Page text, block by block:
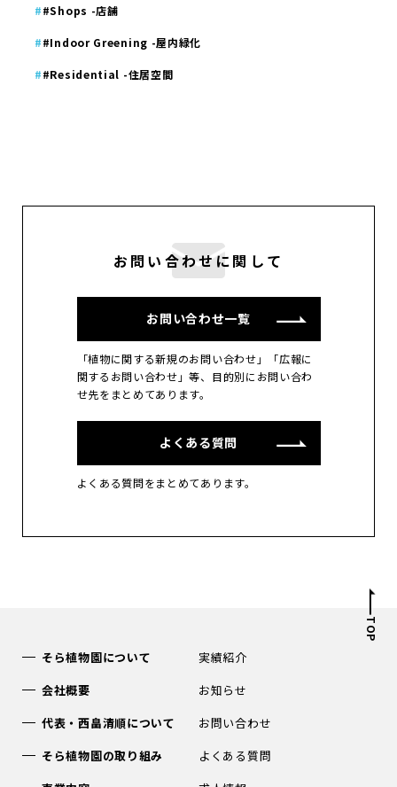
#Shops -店舗
#Indoor Greening -屋内緑化
#Residential -住居空間
お問い合わせに関して
お問い合わせ一覧
「植物に関する新規のお問い合わせ」「広報に
関するお問い合わせ」等、目的別にお問い合わ
せ先をまとめてあります。
よくある質問
よくある質問をまとめてあります。
TOP
そら植物園について
会社概要
代表・西畠清順について
そら植物園の取り組み
実績紹介
お知らせ
お問い合わせ
よくある質問